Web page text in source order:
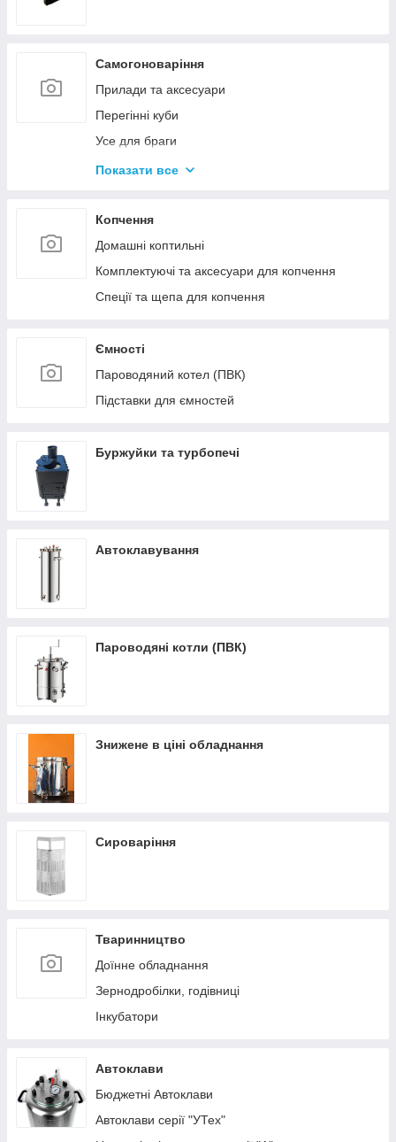
Самогоноваріння
Прилади та аксесуари
Перегінні куби
Усе для браги
Комплектуючі та запчастини
Колони без ємності
Показати все
Копчення
Домашні коптильні
Комплектуючі та аксесуари для копчення
Спеції та щепа для копчення
Ємності
Пароводяний котел (ПВК)
Підставки для ємностей
Буржуйки та турбопечі
Автоклавування
Пароводяні котли (ПВК)
Знижене в ціні обладнання
Сироваріння
Тваринництво
Доїнне обладнання
Зернодробілки, годівниці
Інкубатори
Автоклави
Бюджетні Автоклави
Автоклави серії "УТех"